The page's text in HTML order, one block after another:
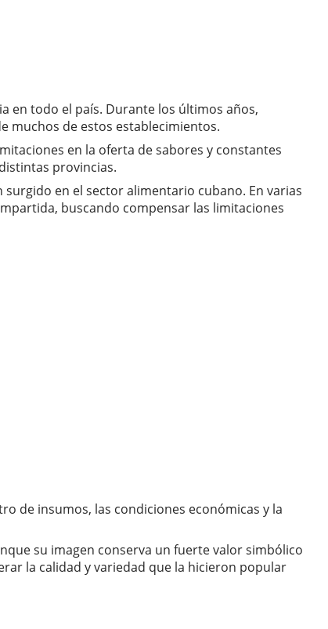
en todo el país. Durante los últimos años,
muchos de estos establecimientos.
en la oferta de sabores y constantes
provincias.
en el sector alimentario cubano. En varias
buscando compensar las limitaciones
de insumos, las condiciones económicas y la
su imagen conserva un fuerte valor simbólico
la calidad y variedad que la hicieron popular